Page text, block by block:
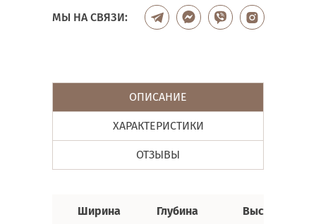
МЫ НА СВЯЗИ:
ОПИСАНИЕ
ХАРАКТЕРИСТИКИ
ОТЗЫВЫ
Ширина Глубина Высота